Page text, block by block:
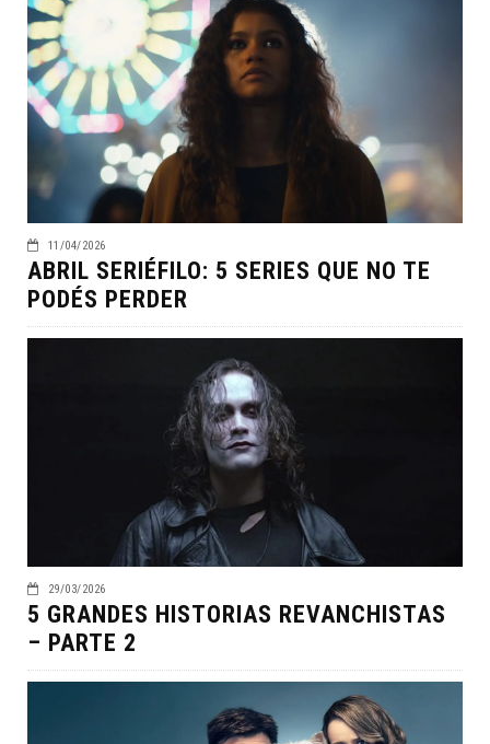
11/04/2026
ABRIL SERIÉFILO: 5 SERIES QUE NO TE
PODÉS PERDER
29/03/2026
5 GRANDES HISTORIAS REVANCHISTAS
– PARTE 2